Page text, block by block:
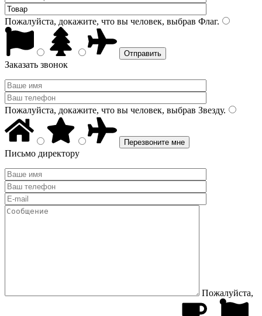
Пожалуйста, докажите, что вы человек, выбрав Флаг.
Заказать звонок
Пожалуйста, докажите, что вы человек, выбрав Звезду.
Письмо директору
Пожалуйста,